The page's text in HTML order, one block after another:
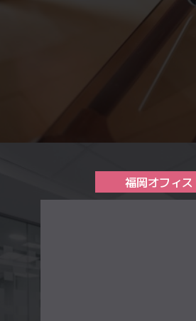
福岡オフィス